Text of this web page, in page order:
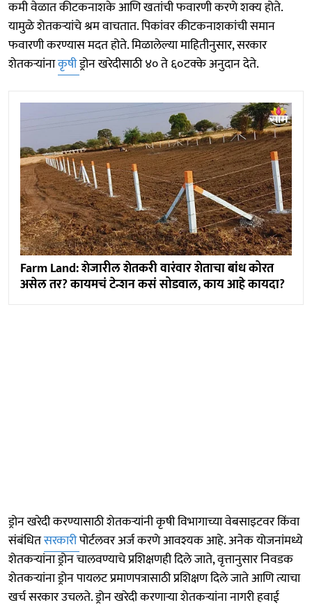
कमी वेळात कीटकनाशके आणि खतांची फवारणी करणे शक्य होते.
यामुळे शेतकऱ्यांचे श्रम वाचतात. पिकांवर कीटकनाशकांची समान
फवारणी करण्यास मदत होते. मिळालेल्या माहितीनुसार, सरकार
शेतकऱ्यांनाकृषीड्रोन खरेदीसाठी ४० ते ६०टक्के अनुदान देते.
Farm Land: शेजारील शेतकरी वारंवार शेताचा बांध कोरत
असेल तर? कायमचं टेन्शन कसं सोडवाल, काय आहे कायदा?
ड्रोन खरेदी करण्यासाठी शेतकऱ्यांनी कृषी विभागाच्या वेबसाइटवर किंवा
संबंधितसरकारीपोर्टलवर अर्ज करणे आवश्यक आहे. अनेक योजनांमध्ये
शेतकऱ्यांना ड्रोन चालवण्याचे प्रशिक्षणही दिले जाते, वृत्तानुसार निवडक
शेतकऱ्यांना ड्रोन पायलट प्रमाणपत्रासाठी प्रशिक्षण दिले जाते आणि त्याचा
खर्च सरकार उचलते. ड्रोन खरेदी करणाऱ्या शेतकऱ्यांना नागरी हवाई